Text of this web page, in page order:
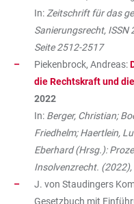
In: Zeitschrift für das
Sanierungsrecht, ISSN
Seite 2512-2517
Piekenbrock, Andreas:
die Rechtskraft und
2022
In: Berger, Christian;
Friedhelm; Haertlein,
Eberhard (Hrsg.):
Insolvenzrecht. (2022),
J. von Staudingers
Gesetzbuch mit